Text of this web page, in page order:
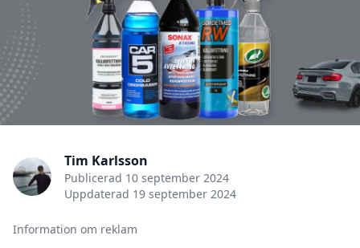
Tim Karlsson
Publicerad 10 september 2024
Uppdaterad 19 september 2024
Information om reklam